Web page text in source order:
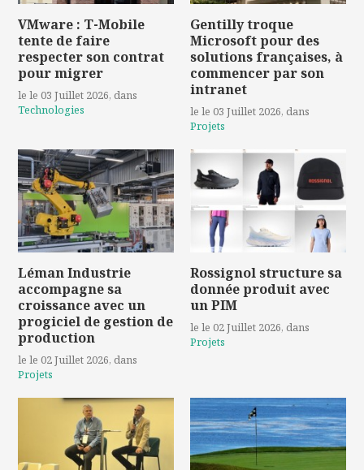
VMware : T-Mobile
tente de faire
respecter son contrat
pour migrer
le le 03 Juillet 2026, dans
Technologies
Gentilly troque
Microsoft pour des
solutions françaises, à
commencer par son
intranet
le le 03 Juillet 2026, dans
Projets
Léman Industrie
accompagne sa
croissance avec un
progiciel de gestion de
production
le le 02 Juillet 2026, dans
Projets
Rossignol structure sa
donnée produit avec
un PIM
le le 02 Juillet 2026, dans
Projets